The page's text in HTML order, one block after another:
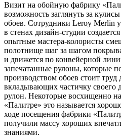
Визит на обойную фабрику
возможность заглянуть за
обоев. Сотрудники Leroy Merlin
в стенах дизайн-студии
опытные мастера-колористы
полотнище шаг за шагом
и движется по конвейерной
запечатанные рулоны, которые
производством обоев стоит труд
вкладывающих частичку своего
рулон. Некоторые восхищенно
«Палитре» это называется
ходе посещения фабрики
получили массу хороших
знаниями.